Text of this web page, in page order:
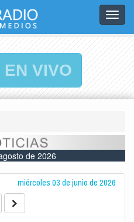
EN VIVO
de 2026
miércoles 03 de junio de 2026